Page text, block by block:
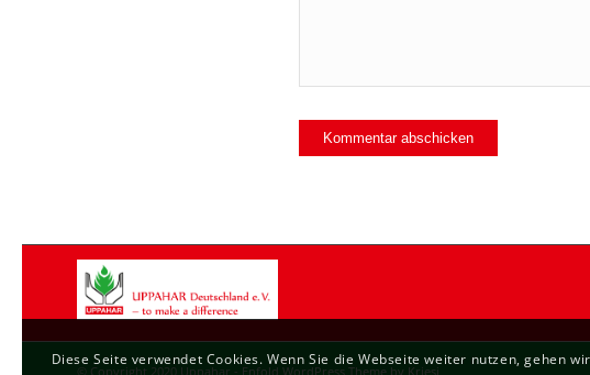
© Copyright 2020 Uppahar - Enfold WordPress Theme by Kriesi
Diese Seite verwendet Cookies. Wenn Sie die Webseite weiter nutzen, gehen